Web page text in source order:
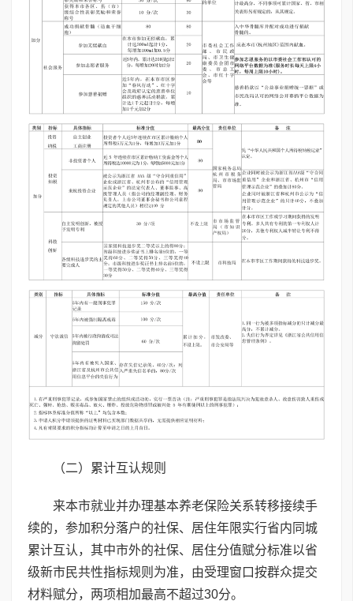
（二）累计互认规则
来本市就业并办理基本养老保险关系转移接续手
续的，参加积分落户的社保、居住年限实行省内同城
累计互认，其中市外的社保、居住分值赋分标准以省
级新市民共性指标规则为准，由受理窗口按群众提交
材料赋分，两项相加最高不超过30分。